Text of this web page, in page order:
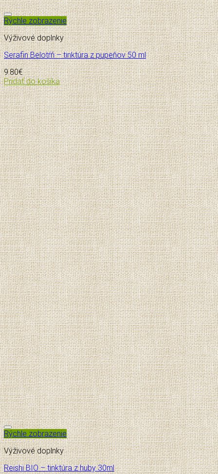
Pridať do zoznamu želaní
Rýchle zobrazenie
Výživové doplnky
Serafin Belotŕň – tinktúra z pupeňov 50 ml
9.80€
Pridať do košíka
Pridať do zoznamu želaní
Rýchle zobrazenie
Výživové doplnky
Reishi BIO – tinktúra z huby 30ml